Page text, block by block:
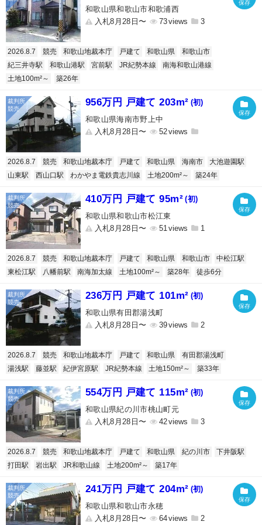
和歌山県和歌山市和歌浦西
入札8月28日〜
73 3
2026.8.7 競売 和歌山地裁本庁 戸建て 和歌山県
和歌山市
紀三井寺駅
和歌山港駅 宮前駅 JR紀勢本線
南海和歌山港線
土地100m²～
築26年
956万円 戸建て 203m² (初)
和歌山県海南市野上中
入札8月28日〜
52
2026.8.7 競売 和歌山地裁本庁 戸建て 和歌山県 海南市
大池遊園駅
山東駅
西山口駅 わかやま電鉄貴志川線 土地200m²～ 築24年
410万円 戸建て 95m² (初)
和歌山県和歌山市松江東
入札8月28日〜
51 1
2026.8.7 競売 和歌山地裁本庁 戸建て 和歌山県 和歌山市
中松江駅
東松江駅
八幡前駅 南海加太線 土地100m²～ 築28年 徒歩6分
236万円 戸建て 101m² (初)
和歌山県有田郡湯浅町
入札8月28日〜
39 2
2026.8.7 競売 和歌山地裁本庁 戸建て 和歌山県
有田郡湯浅町
湯浅駅
藤並駅 紀伊宮原駅 JR紀勢本線 土地150m²～ 築33年
554万円 戸建て 115m² (初)
和歌山県紀の川市桃山町元
入札8月28日〜
42 3
2026.8.7 競売 和歌山地裁本庁 戸建て 和歌山県 紀の川市
下井阪駅
打田駅
岩出駅 JR和歌山線 土地200m²～ 築17年
241万円 戸建て 204m² (初)
和歌山県和歌山市永穂
入札8月28日〜
64 2